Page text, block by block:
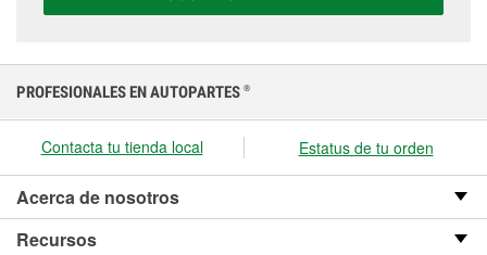
PROFESIONALES EN AUTOPARTES ®
Contacta tu tienda local Estatus de tu orden
Acerca de nosotros
Recursos